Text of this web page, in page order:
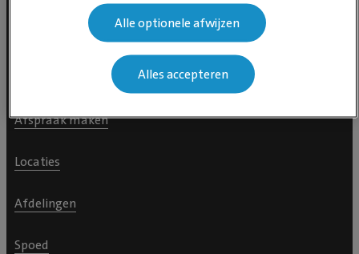
Navigeer naar
Afspraak maken
Locaties
Afdelingen
Spoed
Alle optionele afwijzen
Alles accepteren